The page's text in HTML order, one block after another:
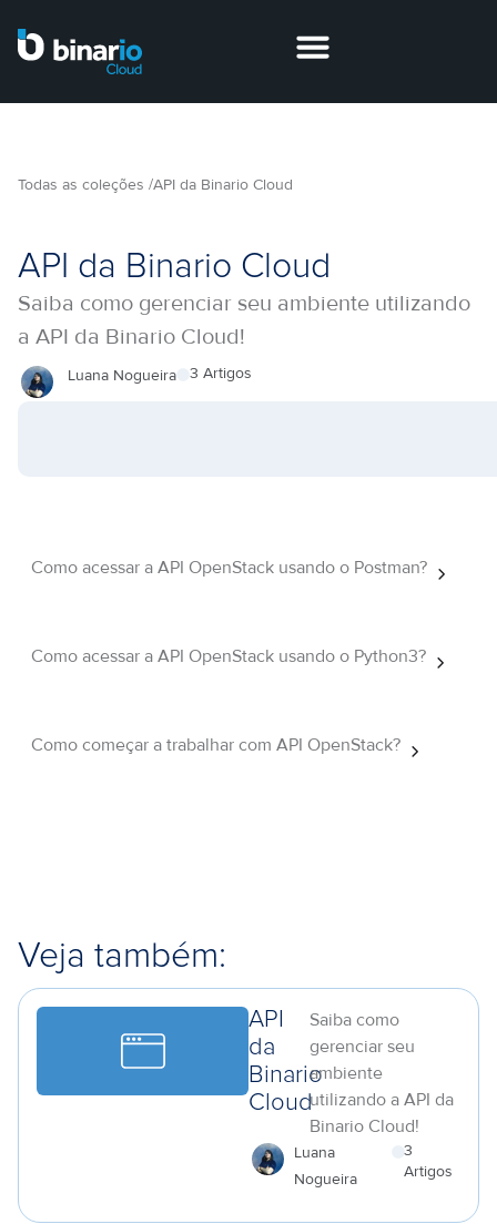
Todas as coleções /API da Binario Cloud
API da Binario Cloud
Saiba como gerenciar seu ambiente utilizando
a API da Binario Cloud!
Luana Nogueira 3 Artigos
Como acessar a API OpenStack usando o Postman?
Como acessar a API OpenStack usando o Python3?
Como começar a trabalhar com API OpenStack?
Veja também:
API
da
Binario
Cloud
Saiba como
gerenciar seu
ambiente
utilizando a API da
Binario Cloud!
Luana
Nogueira
3
Artigos